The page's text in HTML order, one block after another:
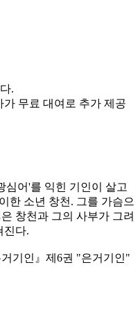
.
무료 대여로 추가 제공
심어'를 익힌 기인이 살고
한 소년 창천. 그를 가슴으
창천과 그의 사부가 그려
진다.
기인』제6권 "은거기인"